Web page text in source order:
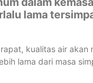
lama
kualitas air akan
lama dari masa